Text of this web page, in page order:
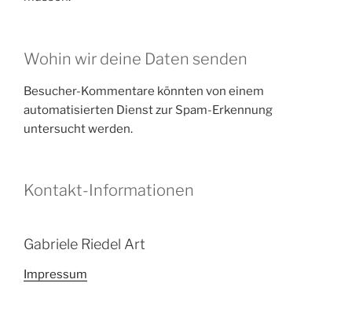
Wohin wir deine Daten senden
Besucher-Kommentare könnten von einem
automatisierten Dienst zur Spam-Erkennung
untersucht werden.
Kontakt-Informationen
Gabriele Riedel Art
Impressum